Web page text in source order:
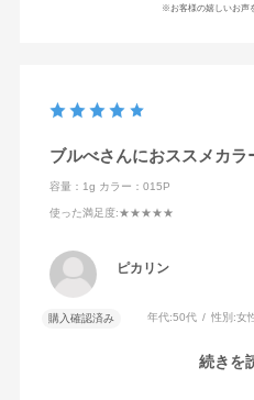
※お客様の嬉しいお声
ブルべさんにおススメカラ
容量：1g カラー：015P
使った満足度:★★★★★
ピカリン
購入確認済み 年代:50代 性別:女
アイシャドウ(P)の中で一番のお気
続きを